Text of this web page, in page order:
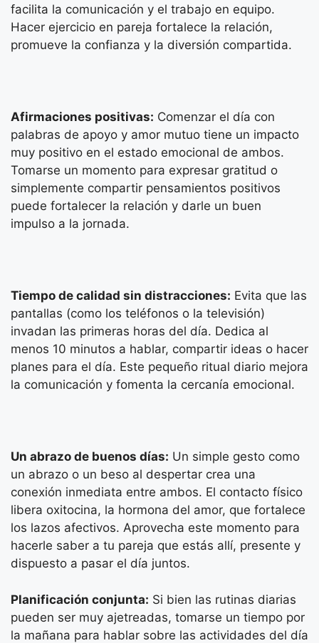
facilita la comunicación y el trabajo en equipo.
Hacer ejercicio en pareja fortalece la relación,
promueve la confianza y la diversión compartida.
Afirmaciones positivas: Comenzar el día con
palabras de apoyo y amor mutuo tiene un impacto
muy positivo en el estado emocional de ambos.
Tomarse un momento para expresar gratitud o
simplemente compartir pensamientos positivos
puede fortalecer la relación y darle un buen
impulso a la jornada.
Tiempo de calidad sin distracciones: Evita que las
pantallas (como los teléfonos o la televisión)
invadan las primeras horas del día. Dedica al
menos 10 minutos a hablar, compartir ideas o hacer
planes para el día. Este pequeño ritual diario mejora
la comunicación y fomenta la cercanía emocional.
Un abrazo de buenos días: Un simple gesto como
un abrazo o un beso al despertar crea una
conexión inmediata entre ambos. El contacto físico
libera oxitocina, la hormona del amor, que fortalece
los lazos afectivos. Aprovecha este momento para
hacerle saber a tu pareja que estás allí, presente y
dispuesto a pasar el día juntos.
Planificación conjunta: Si bien las rutinas diarias
pueden ser muy ajetreadas, tomarse un tiempo por
la mañana para hablar sobre las actividades del día